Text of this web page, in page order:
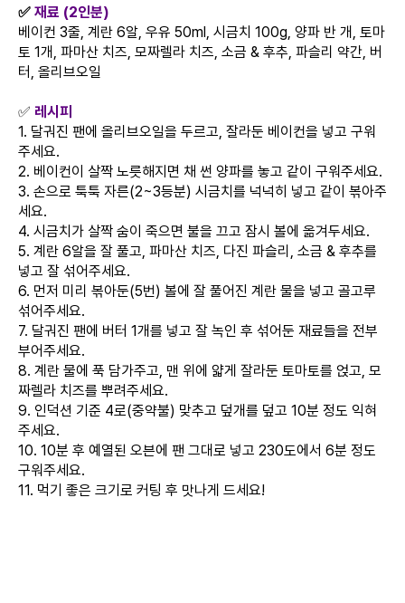
✅ 재료 (2인분)
베이컨 3줄, 계란 6알, 우유 50ml, 시금치 100g, 양파 반 개, 토마
토 1개, 파마산 치즈, 모짜렐라 치즈, 소금 & 후추, 파슬리 약간, 버
터, 올리브오일
✅ 레시피
1. 달궈진 팬에 올리브오일을 두르고, 잘라둔 베이컨을 넣고 구워
주세요.
2. 베이컨이 살짝 노릇해지면 채 썬 양파를 놓고 같이 구워주세요.
3. 손으로 툭툭 자른(2~3등분) 시금치를 넉넉히 넣고 같이 볶아주
세요.
4. 시금치가 살짝 숨이 죽으면 불을 끄고 잠시 볼에 옮겨두세요.
5. 계란 6알을 잘 풀고, 파마산 치즈, 다진 파슬리, 소금 & 후추를
넣고 잘 섞어주세요.
6. 먼저 미리 볶아둔(5번) 볼에 잘 풀어진 계란 물을 넣고 골고루
섞어주세요.
7. 달궈진 팬에 버터 1개를 넣고 잘 녹인 후 섞어둔 재료들을 전부
부어주세요.
8. 계란 물에 푹 담가주고, 맨 위에 얇게 잘라둔 토마토를 얹고, 모
짜렐라 치즈를 뿌려주세요.
9. 인덕션 기준 4로(중약불) 맞추고 덮개를 덮고 10분 정도 익혀
주세요.
10. 10분 후 예열된 오븐에 팬 그대로 넣고 230도에서 6분 정도
구워주세요.
11. 먹기 좋은 크기로 커팅 후 맛나게 드세요!